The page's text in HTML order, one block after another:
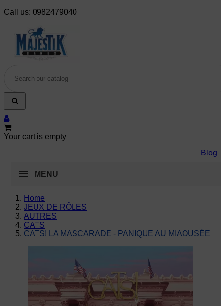
Call us: 0982479040
Your cart is empty
Blog
MENU
Home
JEUX DE RÔLES
AUTRES
CATS
CATS! LA MASCARADE - PANIQUE AU MIAOUSÉE